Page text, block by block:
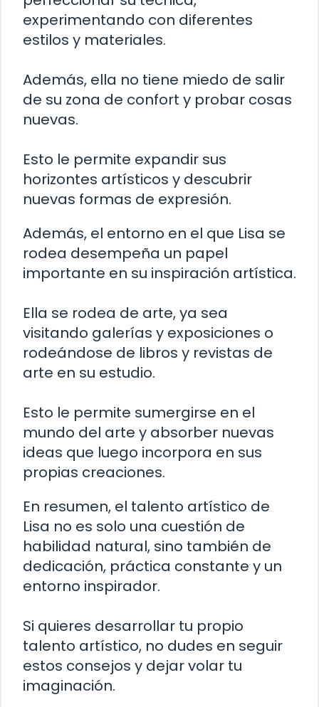
experimentando con diferentes
estilos y materiales.
Además, ella no tiene miedo de salir
de su zona de confort y probar cosas
nuevas.
Esto le permite expandir sus
horizontes artísticos y descubrir
nuevas formas de expresión.
Además, el entorno en el que Lisa se
rodea desempeña un papel
importante en su inspiración artística.
Ella se rodea de arte, ya sea
visitando galerías y exposiciones o
rodeándose de libros y revistas de
arte en su estudio.
Esto le permite sumergirse en el
mundo del arte y absorber nuevas
ideas que luego incorpora en sus
propias creaciones.
En resumen, el talento artístico de
Lisa no es solo una cuestión de
habilidad natural, sino también de
dedicación, práctica constante y un
entorno inspirador.
Si quieres desarrollar tu propio
talento artístico, no dudes en seguir
estos consejos y dejar volar tu
imaginación.